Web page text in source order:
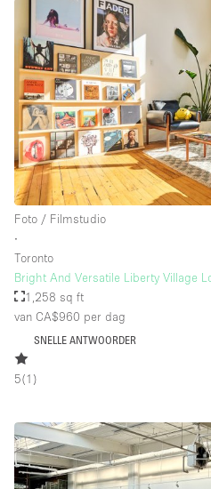
Verwarming
Voorraadkamer
Water Access
Whitebox / Minimaal
Verdieping/Toegang:
Souterrain
Winkelcentrum
Foto / Filmstudio
∙
Toronto
Bright And Versatile Liberty Village
1,258 sq ft
van CA$960 per dag
SNELLE ANTWOORDER
5(1 )